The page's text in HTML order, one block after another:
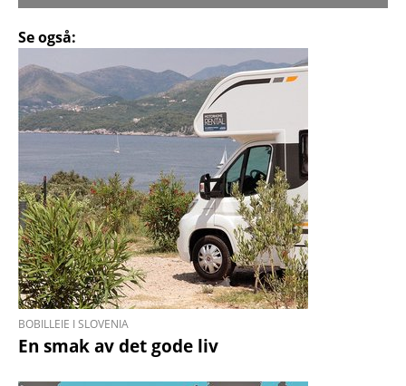
Se også:
BOBILLEIE I SLOVENIA
En smak av det gode liv